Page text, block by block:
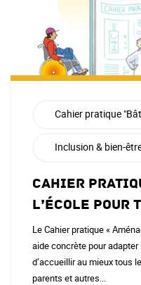
Cahier pratique
Inclusion & bien-
Cahier
l’école pour
Le Cahier pratique «
aide concrète pour
d’accueillir au mieux tous
parents et autres...